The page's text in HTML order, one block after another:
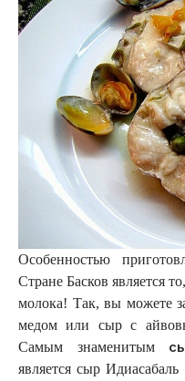
Особенностью
Стране Басков является
молока! Так, вы можете
медом или сыр с
Самым знаменитым
является сыр